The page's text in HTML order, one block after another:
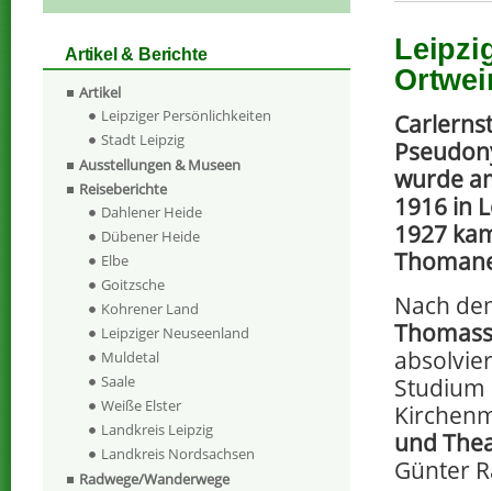
wurde
1916 in
1927
Nach
Studium
und
Günter
Artikel & Berichte
Artikel
Leipziger Persönlichkeiten
Stadt Leipzig
Ausstellungen & Museen
Reiseberichte
Dahlener Heide
Dübener Heide
Elbe
Goitzsche
Kohrener Land
Leipziger Neuseenland
Muldetal
Saale
Weiße Elster
Landkreis Leipzig
Landkreis Nordsachsen
Radwege/Wanderwege